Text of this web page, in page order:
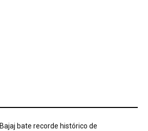
Bajaj bate recorde histórico de